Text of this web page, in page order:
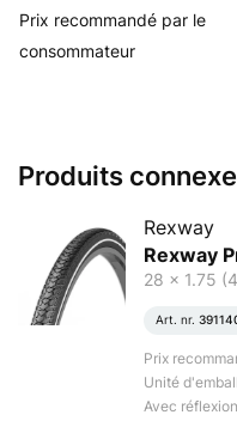
Prix recommandé par le
consommateur
Produits
Rexway
Rexway
28 x 1.75
Art. nr.
Prix
Unité
Avec